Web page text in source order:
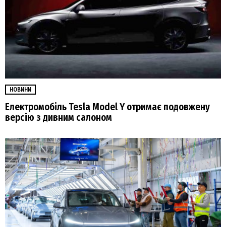
НОВИНИ
Електромобіль Tesla Model Y отримає подовжену
версію з дивним салоном